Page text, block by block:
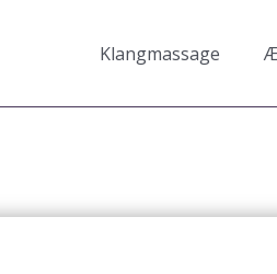
Klangmassage